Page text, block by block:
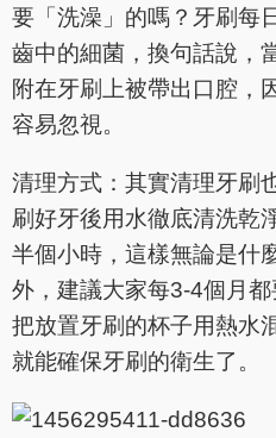
要「洗澡」的嗎？牙刷每
齒中的細菌，換句話說，
附在牙刷上被帶出口腔，
容易忽視。
清理方式：其實清理牙刷
刷好牙後用水徹底清洗乾
半個小時，這樣無論是什
外，建議大家每3-4個月
把放置牙刷的杯子用熱水
就能確保牙刷的衛生了。